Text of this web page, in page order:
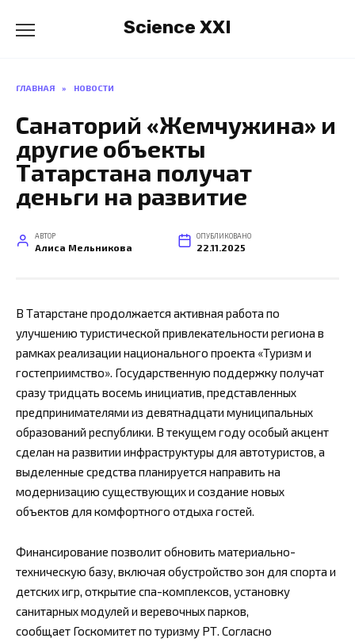
содержанию
Science XXI
ГЛАВНАЯ » НОВОСТИ
Санаторий «Жемчужина» и
другие объекты
Татарстана получат
деньги на развитие
АВТОР
Алиса Мельникова
ОПУБЛИКОВАНО
22.11.2025
В Татарстане продолжается активная работа по
улучшению туристической привлекательности региона в
рамках реализации национального проекта «Туризм и
гостеприимство». Государственную поддержку получат
сразу тридцать восемь инициатив, представленных
предпринимателями из девятнадцати муниципальных
образований республики. В текущем году особый акцент
сделан на развитии инфраструктуры для автотуристов, а
выделенные средства планируется направить на
модернизацию существующих и создание новых
объектов для комфортного отдыха гостей.
Финансирование позволит обновить материально-
техническую базу, включая обустройство зон для спорта и
детских игр, открытие спа-комплексов, установку
санитарных модулей и веревочных парков,
сообщает Госкомитет по туризму РТ. Согласно